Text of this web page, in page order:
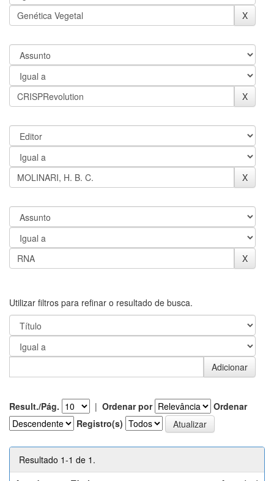
Utilizar filtros para refinar o resultado de busca.
Result./Pág. | Ordenar por
Ordenar
Registro(s)
Resultado 1-1 de 1.